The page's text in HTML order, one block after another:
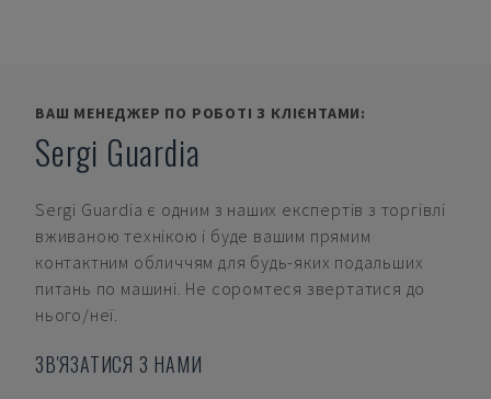
ВАШ МЕНЕДЖЕР ПО РОБОТІ З КЛІЄНТАМИ:
Sergi Guardia
Sergi Guardia є одним з наших експертів з торгівлі
вживаною технікою і буде вашим прямим
контактним обличчям для будь-яких подальших
питань по машині. Не соромтеся звертатися до
нього/неї.
ЗВ'ЯЗАТИСЯ З НАМИ